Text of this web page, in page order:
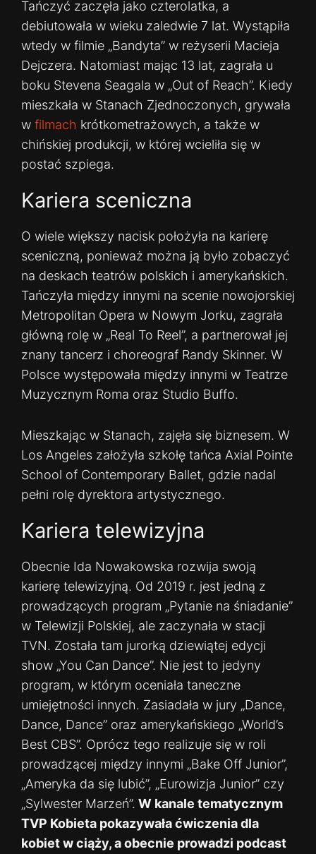
Tańczyć zaczęła jako czterolatka, a
debiutowała w wieku zaledwie 7 lat. Wystąpiła
wtedy w filmie „Bandyta” w reżyserii Macieja
Dejczera. Natomiast mając 13 lat, zagrała u
boku Stevena Seagala w „Out of Reach”. Kiedy
mieszkała w Stanach Zjednoczonych, grywała
w filmach krótkometrażowych, a także w
chińskiej produkcji, w której wcieliła się w
postać szpiega.
Kariera sceniczna
O wiele większy nacisk położyła na karierę
sceniczną, ponieważ można ją było zobaczyć
na deskach teatrów polskich i amerykańskich.
Tańczyła między innymi na scenie nowojorskiej
Metropolitan Opera w Nowym Jorku, zagrała
główną rolę w „Real To Reel”, a partnerował jej
znany tancerz i choreograf Randy Skinner. W
Polsce występowała między innymi w Teatrze
Muzycznym Roma oraz Studio Buffo.
Mieszkając w Stanach, zajęła się biznesem. W
Los Angeles założyła szkołę tańca Axial Pointe
School of Contemporary Ballet, gdzie nadal
pełni rolę dyrektora artystycznego.
Kariera telewizyjna
Obecnie Ida Nowakowska rozwija swoją
karierę telewizyjną. Od 2019 r. jest jedną z
prowadzących program „Pytanie na śniadanie”
w Telewizji Polskiej, ale zaczynała w stacji
TVN. Została tam jurorką dziewiątej edycji
show „You Can Dance”. Nie jest to jedyny
program, w którym oceniała taneczne
umiejętności innych. Zasiadała w jury „Dance,
Dance, Dance” oraz amerykańskiego „World’s
Best CBS”. Oprócz tego realizuje się w roli
prowadzącej między innymi „Bake Off Junior”,
„Ameryka da się lubić”, „Eurowizja Junior” czy
„Sylwester Marzeń”. W kanale tematycznym
TVP Kobieta pokazywała ćwiczenia dla
kobiet w ciąży, a obecnie prowadzi podcast